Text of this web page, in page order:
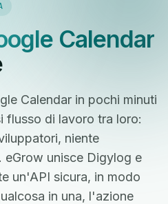
Calendar
Calendar in pochi minuti
flusso di lavoro tra loro:
niente
unisce Digylog e
un'API sicura, in modo
in una, l'azione